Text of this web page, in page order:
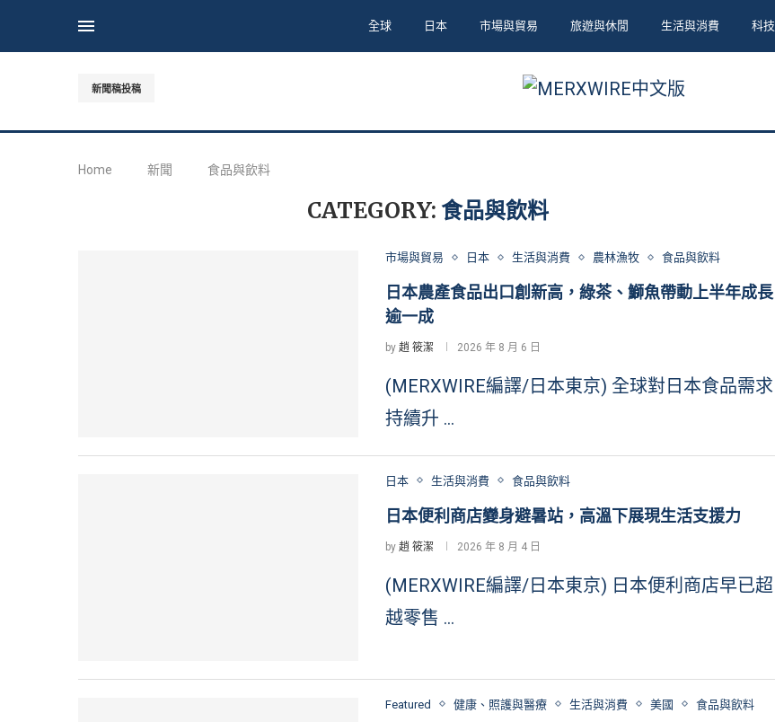
全球 日本 市場與貿易 旅遊與休閒 生活與消費 科技
新聞稿投稿
Home 新聞 食品與飲料
CATEGORY: 食品與飲料
市場與貿易 日本 生活與消費 農林漁牧 食品與飲料
日本農產食品出口創新高，綠茶、鰤魚帶動上半年成長
逾一成
by 趙 筱潔 2026 年 8 月 6 日
(MERXWIRE編譯/日本東京) 全球對日本食品需求
持續升 …
日本 生活與消費 食品與飲料
日本便利商店變身避暑站，高溫下展現生活支援力
by 趙 筱潔 2026 年 8 月 4 日
(MERXWIRE編譯/日本東京) 日本便利商店早已超
越零售 …
Featured 健康、照護與醫療 生活與消費 美國 食品與飲料